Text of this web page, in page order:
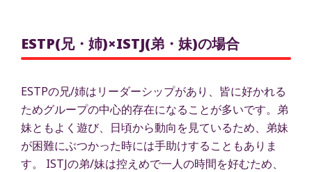
ESTP(兄・姉)×ISTJ(弟・妹)の場合
ESTPの兄/姉はリーダーシップがあり、皆に好かれる
ためグループの中心的存在になることが多いです。弟
妹ともよく遊び、日頃から動向を見ているため、弟妹
が困難にぶつかった時には手助けすることもありま
す。 ISTJの弟/妹は控えめで一人の時間を好むため、